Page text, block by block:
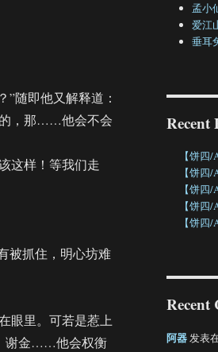
即他又解释道：
，那……他会不会
这样！等我们走
被抓住，明心坊难
眼里。可若是惹上
谢金……他会权衡
孟小
爱江
垂耳
Recent
【饼四
【饼四
【饼四
【饼四
【饼四
Recent
阿器发表